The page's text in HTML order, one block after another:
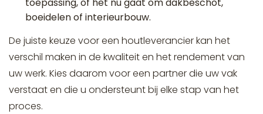
boeidelen of interieurbouw.
De juiste keuze voor een houtleverancier kan het
verschil maken in de kwaliteit en het rendement van
uw werk. Kies daarom voor een partner die uw vak
verstaat en die u ondersteunt bij elke stap van het
proces.